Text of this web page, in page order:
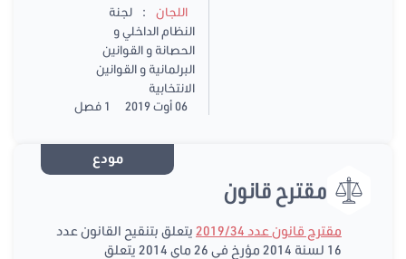
اللجان :
لجنة
النظام الداخلي و
الحصانة و القوانين
البرلمانية و القوانين
الانتخابية
06 أوت 2019
1 فصل
مودع
مقترح قانون
مقترح قانون عدد 2019/34
يتعلق بتنقيح القانون عدد
16 لسنة 2014 مؤرخ في 26 ماي 2014 يتعلق